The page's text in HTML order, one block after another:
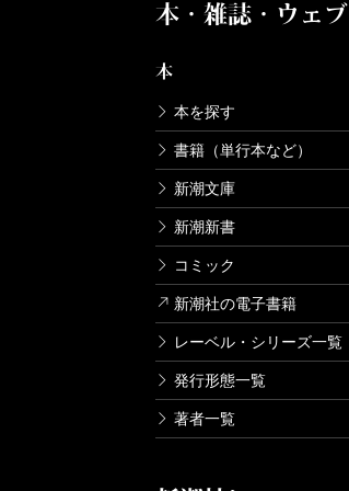
本・雑誌・ウェブ
本
本を探す
書籍（単行本など）
新潮文庫
新潮新書
コミック
新潮社の電子書籍
レーベル・シリーズ一覧
発行形態一覧
著者一覧